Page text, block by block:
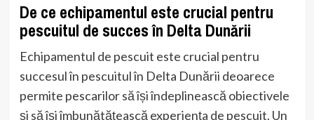
De ce echipamentul este crucial pentru
pescuitul de succes în Delta Dunării
Echipamentul de pescuit este crucial pentru
succesul în pescuitul în Delta Dunării deoarece
permite pescarilor să își îndeplinească obiectivele
și să își îmbunătățească experiența de pescuit. Un